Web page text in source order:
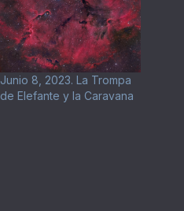
Junio 8, 2023. La Trompa
de Elefante y la Caravana